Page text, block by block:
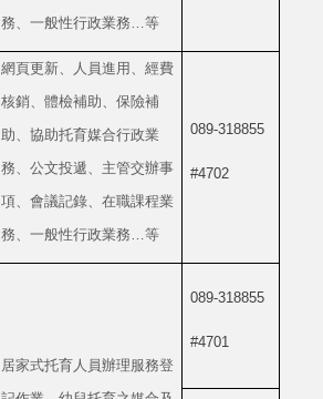
務、一般性行政業務…等
網頁更新、人員進用、經費
核銷、體檢補助、保險補
助、協助托育媒合行政業
務、公文投遞、主管交辦事
項、會議記錄、在職課程業
務、一般性行政業務…等
089-318855
#4702
居家式托育人員辦理服務登
089-318855
#4701